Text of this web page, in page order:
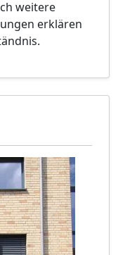
weitere
erklären